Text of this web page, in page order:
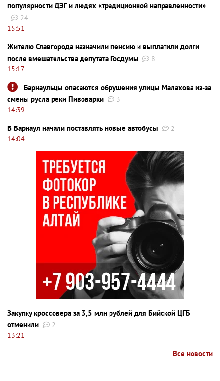
популярности ДЭГ и людях «традиционной направленности»
24
15:51
Жителю Славгорода назначили пенсию и выплатили долги
после вмешательства депутата Госдумы
8
15:17
Барнаульцы опасаются обрушения улицы Малахова из-за
смены русла реки Пивоварки
3
14:39
В Барнаул начали поставлять новые автобусы
2
14:04
Закупку кроссовера за 3,5 млн рублей для Бийской ЦГБ
отменили
2
13:21
Все новости